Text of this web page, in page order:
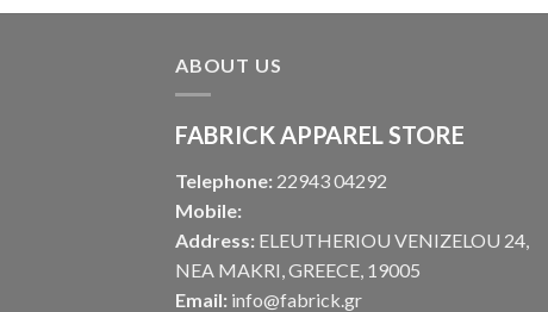
ABOUT US
FABRICK APPAREL STORE
Telephone: 22943 04292
Mobile:
Address: ELEUTHERIOU VENIZELOU 24,
NEA MAKRI, GREECE, 19005
Email: info@fabrick.gr